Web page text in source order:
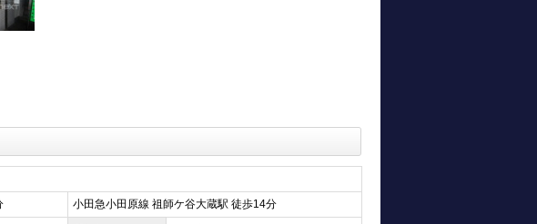
小田急小田原線 祖師ケ谷大蔵駅 徒歩14分